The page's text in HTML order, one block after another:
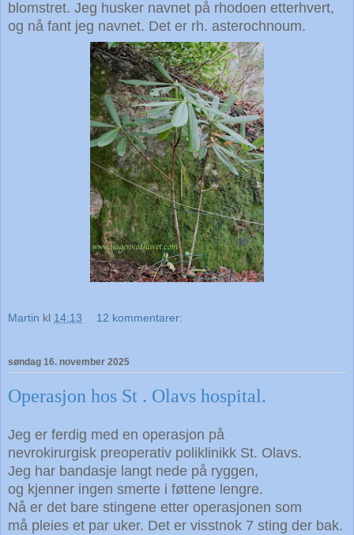
blomstret. Jeg husker navnet på rhodoen etterhvert,
og nå fant jeg navnet. Det er rh. asterochnoum.
Martin kl 14:13 12 kommentarer:
søndag 16. november 2025
Operasjon hos St . Olavs hospital.
Jeg er ferdig med en operasjon på
nevrokirurgisk preoperativ poliklinikk St. Olavs.
Jeg har bandasje langt nede på ryggen,
og kjenner ingen smerte i føttene lengre.
Nå er det bare stingene etter operasjonen som
må pleies et par uker. Det er visstnok 7 sting der bak.